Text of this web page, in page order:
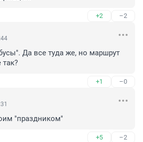
+2 –2
Да все туда же, но маршрут
+1 –0
"праздником"
+5 –2